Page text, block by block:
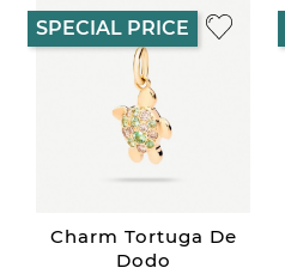
Charm Tortuga De
Dodo
SPECIAL PRICE